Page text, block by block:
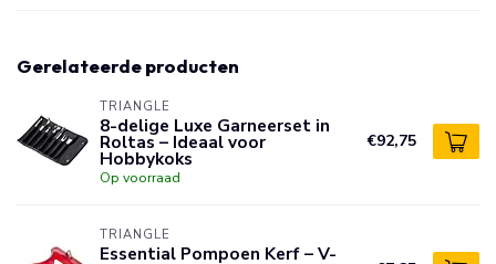
Gerelateerde producten
TRIANGLE
8-delige Luxe Garneerset in
Roltas – Ideaal voor
Hobbykoks
Op voorraad
€92,75
TRIANGLE
Essential Pompoen Kerf – V-